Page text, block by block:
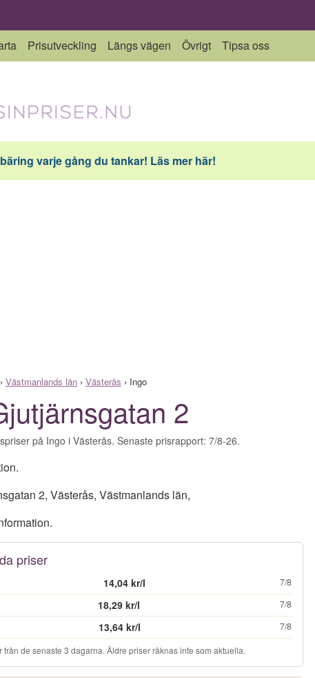
Prisutveckling Längs vägen Övrigt Tipsa oss
varje gång du tankar! Läs mer här!
Västmanlands län › Västerås › Ingo
2
på Ingo i Västerås. Senaste prisrapport: 7/8-26.
2, Västerås, Västmanlands län,
priser
14,04 kr/l 7/8
18,29 kr/l 7/8
13,64 kr/l 7/8
från de senaste 3 dagarna. Äldre priser räknas inte som aktuella.